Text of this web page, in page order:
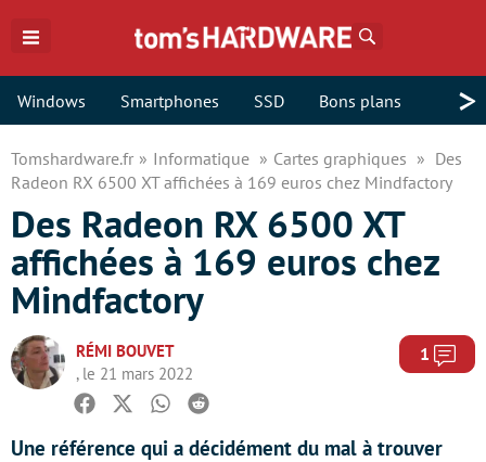
Windows Smartphones SSD Bons plans >
Tomshardware.fr Informatique Cartes graphiques
Des
Radeon RX 6500 XT affichées à 169 euros chez Mindfactory
Des Radeon RX 6500 XT
affichées à 169 euros chez
Mindfactory
RÉMI BOUVET
, le 21 mars 2022
1
Facebook
TwitterWhatsapp
Reddit
Une référence qui a décidément du mal à trouver